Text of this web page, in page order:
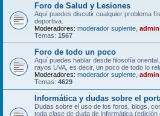
Foro de Salud y Lesiones
Aquí puedes discutir cualquier problema
deportiva.
Moderadores: moderador suplente admin
Temas: 1567
Foro de todo un poco
Aquí puedes hablar desde filosofía
rayos UVA, es decir, un poco de todo lo
Moderadores: moderador suplente admin
Temas: 4629
Informática y dudas sobre el
Dudas sobre el uso de los foros, blogs,
toda clase de duda de informática (edición